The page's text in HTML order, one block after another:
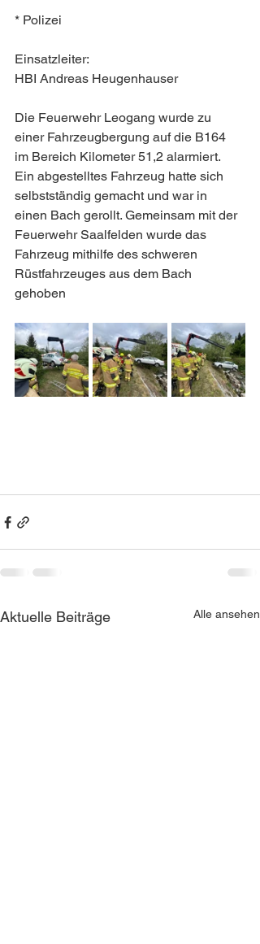
* Polizei
Einsatzleiter:
HBI Andreas Heugenhauser
Die Feuerwehr Leogang wurde zu
einer Fahrzeugbergung auf die B164
im Bereich Kilometer 51,2 alarmiert.
Ein abgestelltes Fahrzeug hatte sich
selbstständig gemacht und war in
einen Bach gerollt. Gemeinsam mit der
Feuerwehr Saalfelden wurde das
Fahrzeug mithilfe des schweren
Rüstfahrzeuges aus dem Bach
gehoben
Aktuelle Beiträge Alle ansehen